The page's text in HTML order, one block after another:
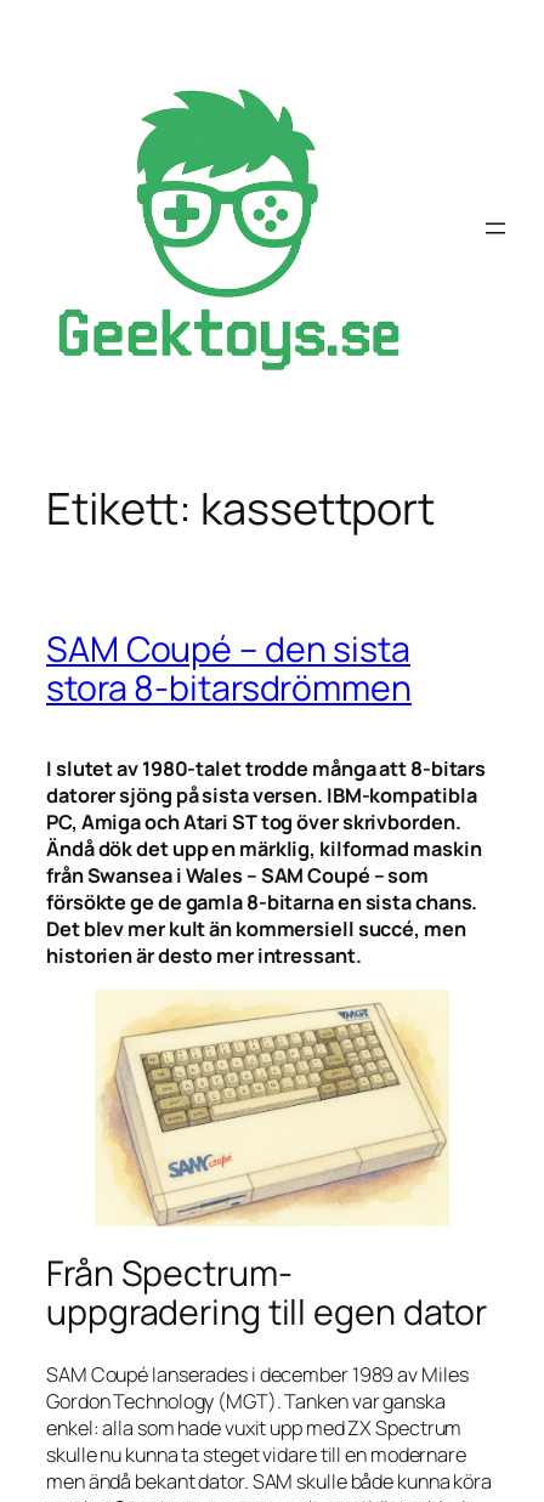
Etikett: kassettport
SAM Coupé – den sista
stora 8-bitarsdrömmen
I slutet av 1980-talet trodde många att 8-bitars
datorer sjöng på sista versen. IBM-kompatibla
PC, Amiga och Atari ST tog över skrivborden.
Ändå dök det upp en märklig, kilformad maskin
från Swansea i Wales – SAM Coupé – som
försökte ge de gamla 8-bitarna en sista chans.
Det blev mer kult än kommersiell succé, men
historien är desto mer intressant.
Från Spectrum-
uppgradering till egen dator
SAM Coupé lanserades i december 1989 av Miles
Gordon Technology (MGT). Tanken var ganska
enkel: alla som hade vuxit upp med ZX Spectrum
skulle nu kunna ta steget vidare till en modernare
men ändå bekant dator. SAM skulle både kunna köra